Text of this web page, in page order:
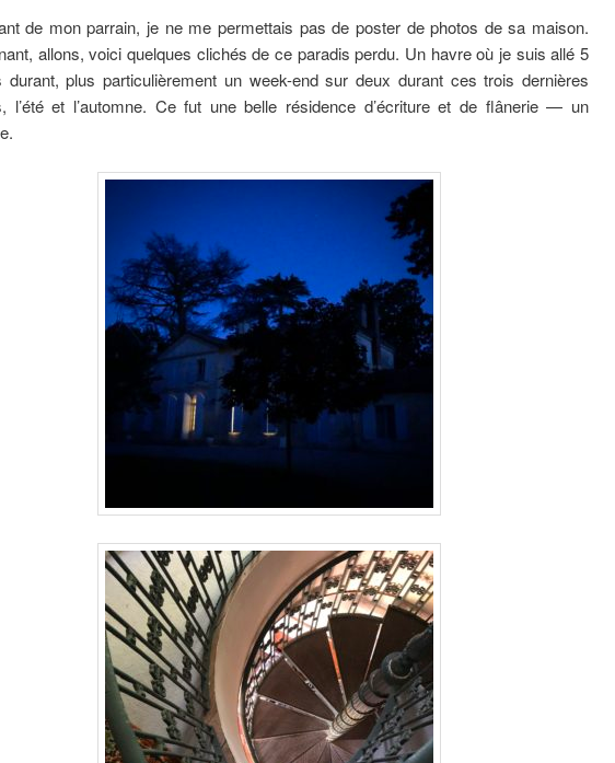
de mon parrain, je ne me permettais pas de poster de photos de sa maison.
allons, voici quelques clichés de ce paradis perdu. Un havre où je suis allé 5
durant, plus particulièrement un week-end sur deux durant ces trois dernières
l’été et l’automne. Ce fut une belle résidence d’écriture et de flânerie — un